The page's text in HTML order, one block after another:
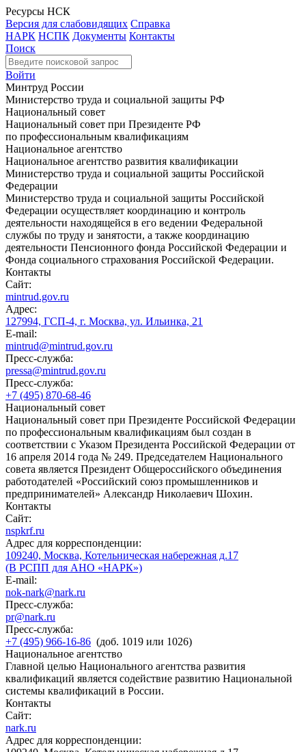
Ресурсы НСК
Версия для слабовидящих Справка
НАРК НСПК Документы Контакты
Поиск
Войти
Минтруд России
Министерство труда и социальной защиты РФ
Национальный совет
Национальный совет при Президенте РФ
по профессиональным квалификациям
Национальное агентство
Национальное агентство развития квалификации
Министерство труда и социальной защиты Российской
Федерации
Министерство труда и социальной защиты Российской
Федерации осуществляет координацию и контроль
деятельности находящейся в его ведении Федеральной
службы по труду и занятости, а также координацию
деятельности Пенсионного фонда Российской Федерации и
Фонда социального страхования Российской Федерации.
Контакты
Сайт:
mintrud.gov.ru
Адрес:
127994, ГСП-4, г. Москва, ул. Ильинка, 21
E-mail:
mintrud@mintrud.gov.ru
Пресс-служба:
pressa@mintrud.gov.ru
Пресс-служба:
+7 (495) 870-68-46
Национальный совет
Национальный совет при Президенте Российской Федерации
по профессиональным квалификациям был создан в
соответствии с Указом Президента Российской Федерации от
16 апреля 2014 года № 249. Председателем Национального
совета является Президент Общероссийского объединения
работодателей «Российский союз промышленников и
предпринимателей» Александр Николаевич Шохин.
Контакты
Сайт:
nspkrf.ru
Адрес для корреспонденции:
109240, Москва, Котельническая набережная д.17
(В РСПП для АНО «НАРК»)
E-mail:
nok-nark@nark.ru
Пресс-служба:
pr@nark.ru
Пресс-служба:
+7 (495) 966-16-86 (доб. 1019 или 1026)
Национальное агентство
Главной целью Национального агентства развития
квалификаций является содействие развитию Национальной
системы квалификаций в России.
Контакты
Сайт:
nark.ru
Адрес для корреспонденции: